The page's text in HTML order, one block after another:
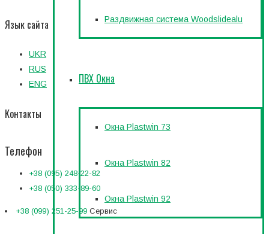
Раздвижная система Woodslidealu
ПВХ Окна
Окна Plastwin 73
Окна Plastwin 82
Окна Plastwin 92
Язык сайта
UKR
RUS
ENG
Контакты
Телефон
+38 (095) 248-22-82
+38 (050) 333-89-60
+38 (099) 251-25-99 Сервис